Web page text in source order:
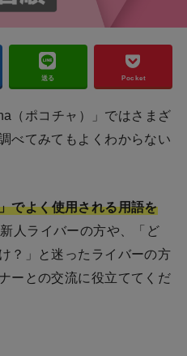
送る Pocket
（ポコチャ）」ではさまざ
べてみてもよくわからない
でよく使用される用語を
人ライバーの方や、「ど
？」と迷ったライバーの方
ーとの交流に役立ててくだ